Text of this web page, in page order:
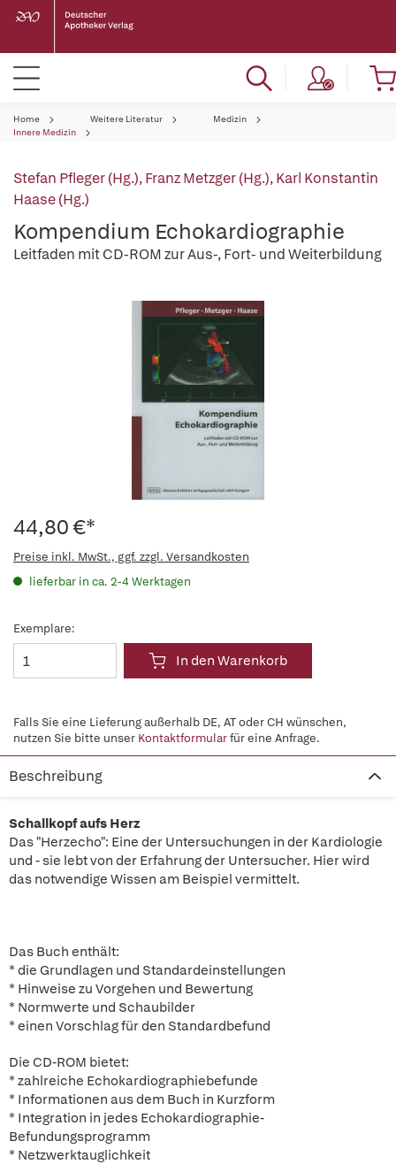
Home Weitere Literatur
Medizin
Innere Medizin
Stefan Pfleger (Hg.),Franz Metzger (Hg.),Karl Konstantin
Haase (Hg.)
Kompendium Echokardiographie
Leitfaden mit CD-ROM zur Aus-, Fort- und Weiterbildung
44,80 €*
Preise inkl. MwSt., ggf. zzgl. Versandkosten
lieferbar in ca. 2-4 Werktagen
Exemplare:
In den Warenkorb
Falls Sie eine Lieferung außerhalb DE, AT oder CH wünschen,
nutzen Sie bitte unser Kontaktformularfür eine Anfrage.
Beschreibung
Schallkopf aufs Herz
Das "Herzecho": Eine der Untersuchungen in der Kardiologie
und - sie lebt von der Erfahrung der Untersucher. Hier wird
das notwendige Wissen am Beispiel vermittelt.
Das Buch enthält:
* die Grundlagen und Standardeinstellungen
* Hinweise zu Vorgehen und Bewertung
* Normwerte und Schaubilder
* einen Vorschlag für den Standardbefund
Die CD-ROM bietet:
* zahlreiche Echokardiographiebefunde
* Informationen aus dem Buch in Kurzform
* Integration in jedes Echokardiographie-
Befundungsprogramm
* Netzwerktauglichkeit